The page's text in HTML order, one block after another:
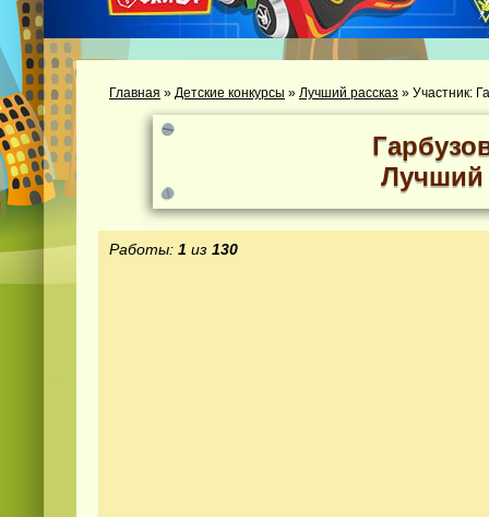
Главная » Детские конкурсы » Лучший рассказ » Участник:
Лучший
Работы: 1 из 130